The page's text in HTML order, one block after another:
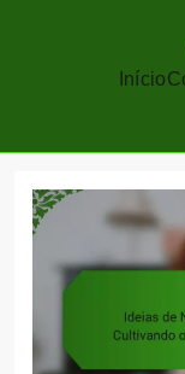
Início
content